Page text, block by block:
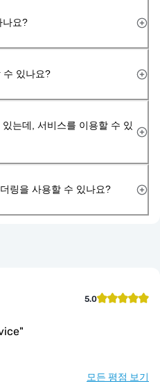
나요?
수 있나요?
는데, 서비스를 이용할 수 있
링을 사용할 수 있나요?
5.0
"
모든 평점 보기